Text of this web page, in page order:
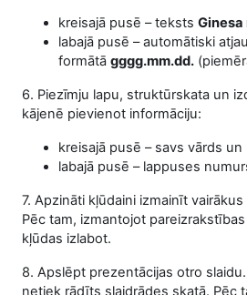
kreisajā pusē – teksts
labajā pusē – automātiski
formātā gggg.mm.dd.
6. Piezīmju lapu, struktūrskata un
kājenē pievienot informāciju:
kreisajā pusē – savs vārds un
labajā pusē – lappuses
7. Apzināti kļūdaini izmainīt
Pēc tam, izmantojot
kļūdas izlabot.
8. Apslēpt prezentācijas otro
netiek rādīts slaidrādes skatā. Pēc